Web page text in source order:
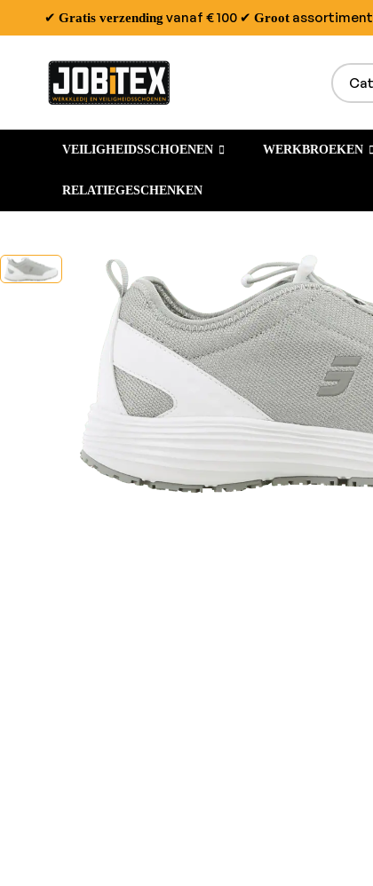
✔ Gratis verzending vanaf € 100 ✔ Groot assortiment
VEILIGHEIDSSCHOENEN WERKBROEKEN
RELATIEGESCHENKEN